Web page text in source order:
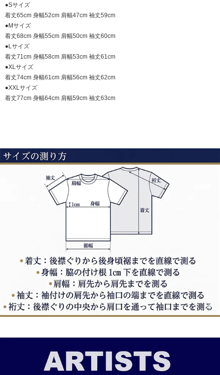
●Sサイズ
着丈65cm 身幅52cm 肩幅47cm 袖丈59cm
●Mサイズ
着丈68cm 身幅55cm 肩幅50cm 袖丈60cm
●Lサイズ
着丈71cm 身幅58cm 肩幅53cm 袖丈61cm
●XLサイズ
着丈74cm 身幅61cm 肩幅56cm 袖丈62cm
●XXLサイズ
着丈77cm 身幅64cm 肩幅59cm 袖丈63cm